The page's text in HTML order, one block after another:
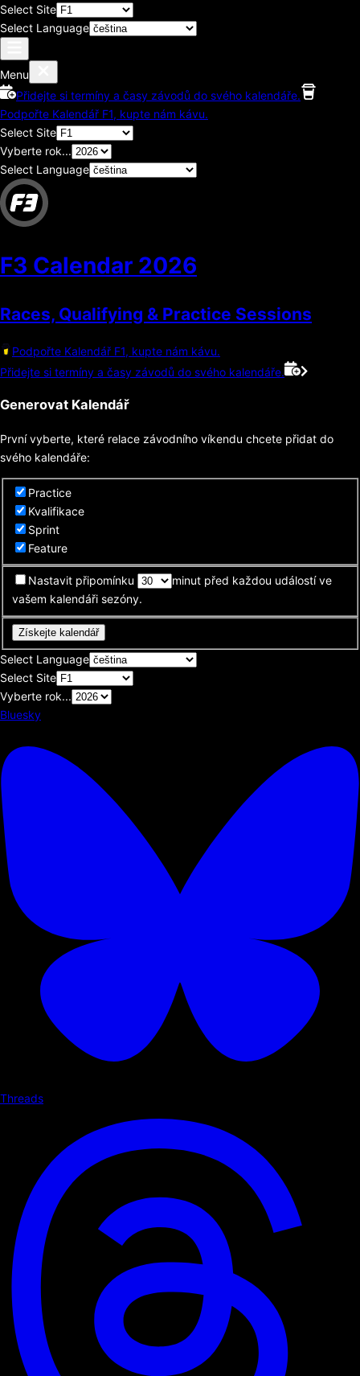
Select Site
Select Language
Menu
Přidejte si termíny a časy závodů do svého kalendáře.
Podpořte Kalendář F1, kupte nám kávu.
Select Site
Vyberte rok...
Select Language
F3 Calendar 2026
Races, Qualifying & Practice Sessions
Podpořte Kalendář F1, kupte nám kávu.
Přidejte si termíny a časy závodů do svého kalendáře.
Generovat Kalendář
První vyberte, které relace závodního víkendu chcete přidat do
svého kalendáře:
Practice
Kvalifikace
Sprint
Feature
Nastavit připomínku
minut před každou událostí ve
vašem kalendáři sezóny.
Získejte kalendář
Select Language
Select Site
Vyberte rok...
Bluesky
Threads